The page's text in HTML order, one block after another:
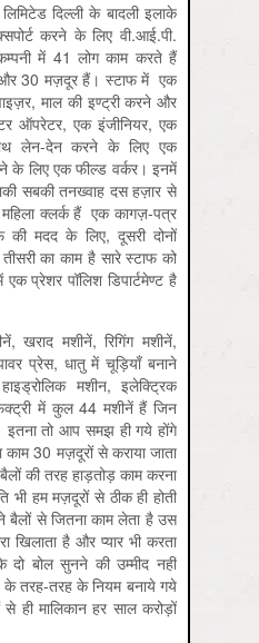
दिल्ली के बादली इलाके
करने के लिए वी.आई.पी.
में 41 लोग काम करते हैं
30 मज़दूर हैं। स्टाफ में एक
माल की इण्ट्री करने और
ऑपरेटर, एक इंजीनियर, एक
लेन-देन करने के लिए एक
के लिए एक फील्ड वर्कर। इनमें
सबकी तनख्वाह दस हज़ार से
क्लर्क हैं एक कागज़-पत्र
मदद के लिए, दूसरी दोनों
का काम है सारे स्टाफ को
एक प्रेशर पॉलिश डिपार्टमेण्ट है
खराद मशीनें, रिगिंग मशीनें,
प्रेस, धातु में चूड़ियाँ बनाने
मशीन, इलेक्ट्रिक
में कुल 44 मशीनें हैं जिन
तो आप समझ ही गये होंगे
30 मज़दूरों से कराया जाता
की तरह हाड़तोड़ काम करना
भी हम मज़दूरों से ठीक ही होती
बैलों से जितना काम लेता है उस
खिलाता है और प्यार भी करता
दो बोल सुनने की उम्मीद नहीं
के तरह-तरह के नियम बनाये गये
ही मालिकान हर साल करोड़ों